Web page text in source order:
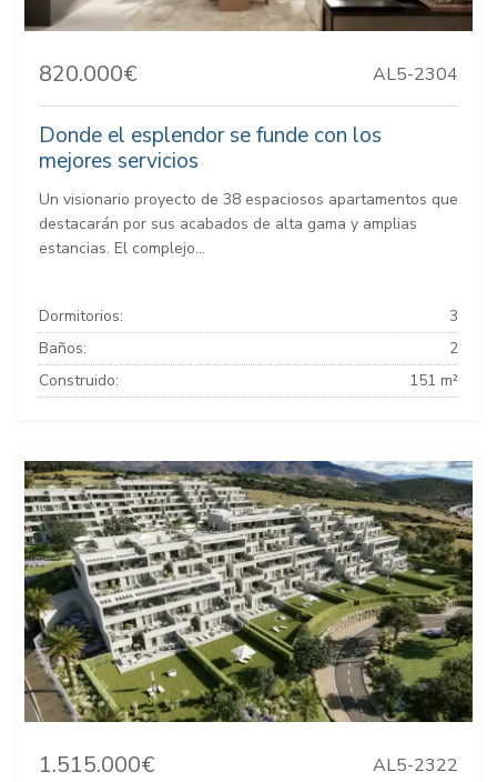
820.000€ AL5-2304
Donde el esplendor se funde con los
mejores servicios
Un visionario proyecto de 38 espaciosos apartamentos que
destacarán por sus acabados de alta gama y amplias
estancias. El complejo...
Dormitorios:
3
Baños:
2
Construido:
151 m²
1.515.000€ AL5-2322